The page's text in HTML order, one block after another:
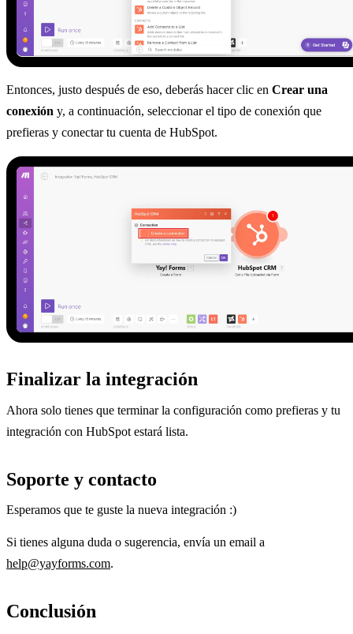
Entonces, justo después de eso, deberás hacer clic en Crear una
conexión y, a continuación, seleccionar el tipo de conexión que
prefieras y conectar tu cuenta de HubSpot.
Finalizar la integración
Ahora solo tienes que terminar la configuración como prefieras y tu
integración con HubSpot estará lista.
Soporte y contacto
Esperamos que te guste la nueva integración :)
Si tienes alguna duda o sugerencia, envía un email a
help@yayforms.com.
Conclusión